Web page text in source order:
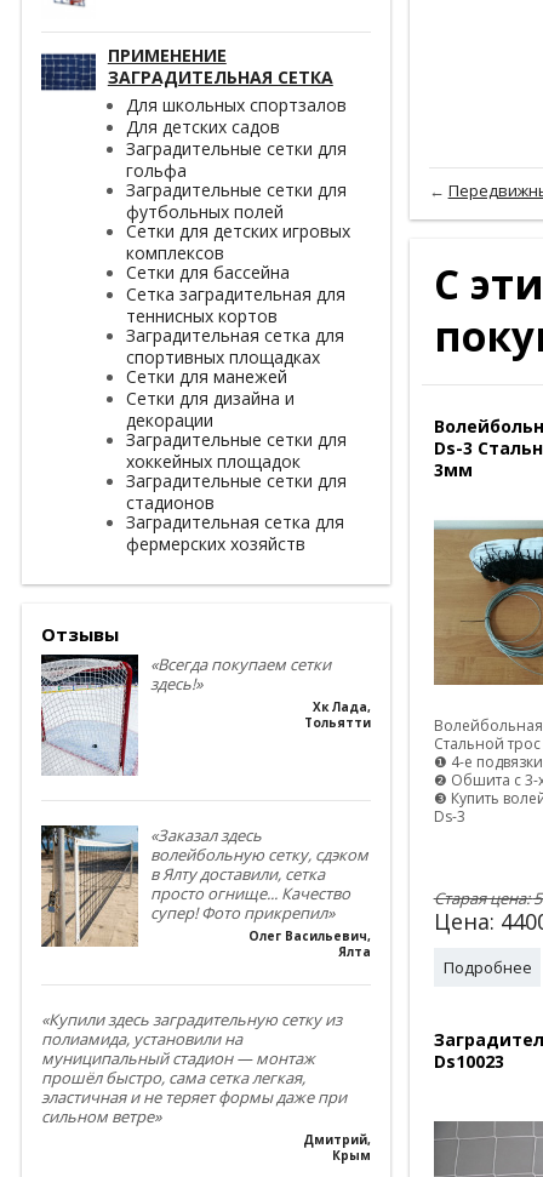
ПРИМЕНЕНИЕ
ЗАГРАДИТЕЛЬНАЯ СЕТКА
Для школьных спортзалов
Для детских садов
Заградительные сетки для
гольфа
Заградительные сетки для
футбольных полей
Сетки для детских игровых
комплексов
Сетки для бассейна
Сетка заградительная для
теннисных кортов
Заградительная сетка для
спортивных площадках
Сетки для манежей
Сетки для дизайна и
декорации
Заградительные сетки для
хоккейных площадок
Заградительные сетки для
стадионов
Заградительная сетка для
фермерских хозяйств
Отзывы
«Всегда покупаем сетки
здесь!»
Хк Лада,
Тольятти
«Заказал здесь
волейбольную сетку, сдэком
в Ялту доставили, сетка
просто огнище... Качество
супер! Фото прикрепил»
Олег Васильевич,
Ялта
«Купили здесь заградительную сетку из
полиамида, установили на
муниципальный стадион — монтаж
прошёл быстро, сама сетка легкая,
эластичная и не теряет формы даже при
сильном ветре»
Дмитрий,
Крым
←
С
Ds-3
3мм
Волейбольная
Стальной
❶ 4-е подвязки
❷ Обшита с 3-
❸ Купить
Ds-3
Старая цена:
Цена:
Подробнее
Ds10023